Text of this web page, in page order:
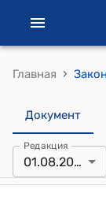
Главная ›
Документ
Редакция
01.08.2025